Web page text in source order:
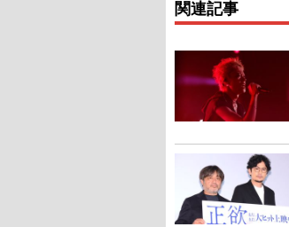
関連記事